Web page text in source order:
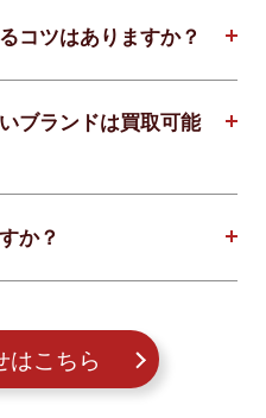
コツはありますか？
ブランドは買取可能
か？
はこちら